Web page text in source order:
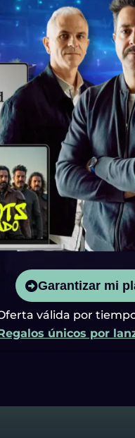
Garantizar mi
válida por
únicos por